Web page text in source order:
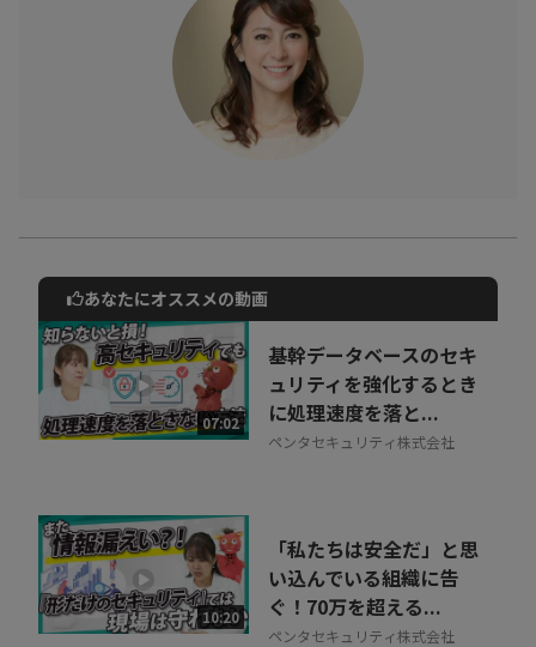
動画でご紹介しているサービスについて
お気軽にご相談・ご質問いただけます！
30秒でお申し込み可能
相談を希望する 無料
あなたにオススメの動画
07:02
基幹データベースのセキ
ュリティを強化するとき
に処理速度を落と...
ペンタセキュリティ株式会社
10:20
「私たちは安全だ」と思
い込んでいる組織に告
ぐ！70万を超える...
ペンタセキュリティ株式会社